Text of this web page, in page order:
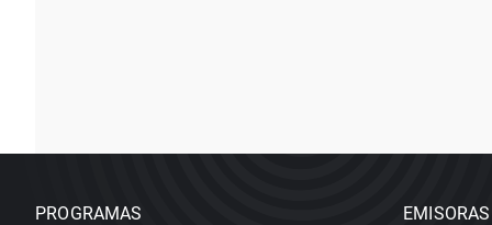
PROGRAMAS EMISORAS